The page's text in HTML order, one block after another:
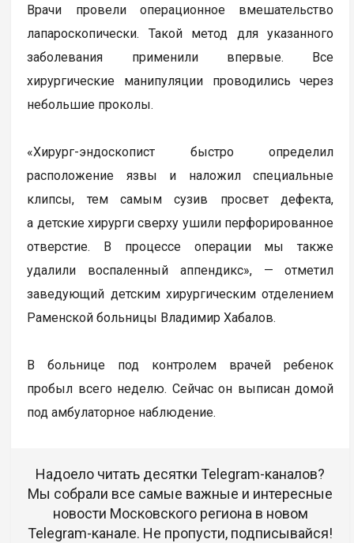
Врачи провели операционное вмешательство
лапароскопически. Такой метод для указанного
заболевания применили впервые. Все
хирургические манипуляции проводились через
небольшие проколы.
«Хирург-эндоскопист быстро определил
расположение язвы и наложил специальные
клипсы, тем самым сузив просвет дефекта,
а детские хирурги сверху ушили перфорированное
отверстие. В процессе операции мы также
удалили воспаленный аппендикс», — отметил
заведующий детским хирургическим отделением
Раменской больницы Владимир Хабалов.
В больнице под контролем врачей ребенок
пробыл всего неделю. Сейчас он выписан домой
под амбулаторное наблюдение.
Надоело читать десятки Telegram-каналов?
Мы собрали все самые важные и интересные
новости Московского региона в новом
Telegram-канале. Не пропусти, подписывайся!